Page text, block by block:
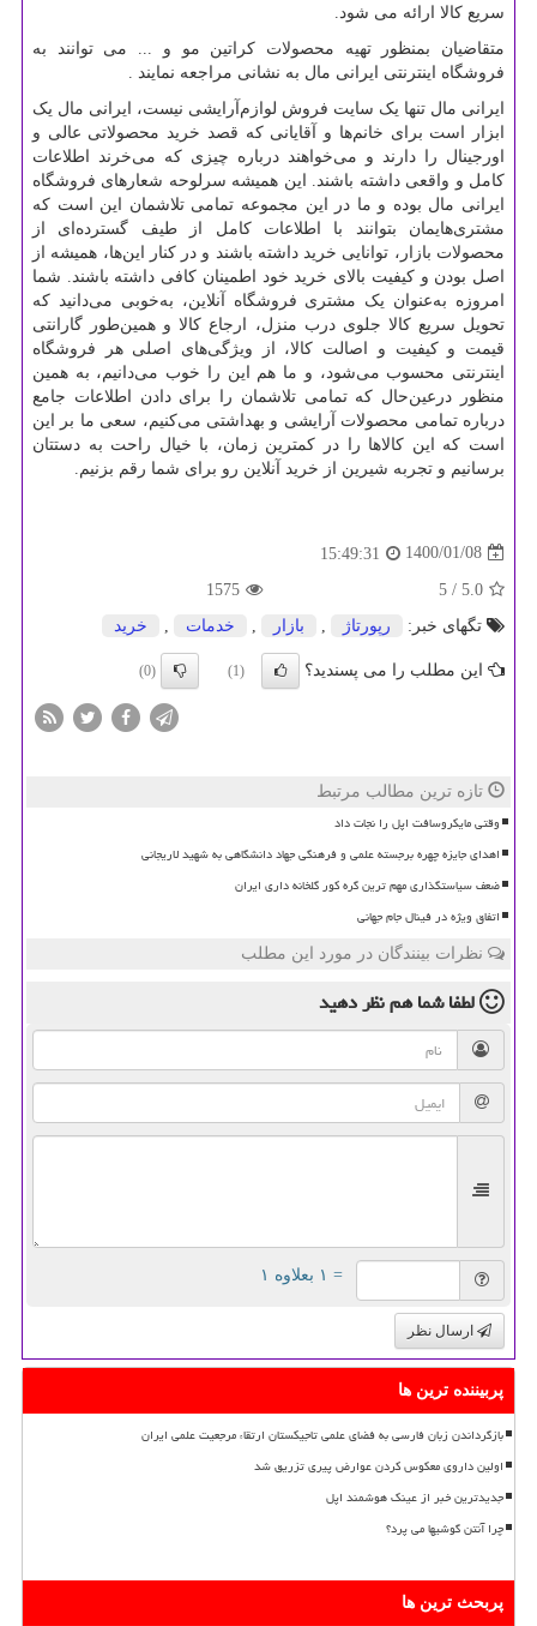
سریع کالا ارائه می شود.
متقاضیان بمنظور تهیه محصولات کراتین مو و ... می توانند به
فروشگاه اینترنتی ایرانی مال به نشانی مراجعه نمایند .
ایرانی مال تنها یک سایت فروش لوازم‌آرایشی نیست، ایرانی مال یک
ابزار است برای خانم‌ها و آقایانی که قصد خرید محصولاتی عالی و
اورجینال را دارند و می‌خواهند درباره چیزی که می‌خرند اطلاعات
کامل و واقعی داشته باشند. این همیشه سرلوحه شعارهای فروشگاه
ایرانی مال بوده و ما در این مجموعه تمامی تلاشمان این است که
مشتری‌هایمان بتوانند با اطلاعات کامل از طیف گسترده‌ای از
محصولات بازار، توانایی خرید داشته باشند و در کنار این‌ها، همیشه از
اصل بودن و کیفیت بالای خرید خود اطمینان کافی داشته باشند. شما
امروزه به‌عنوان یک مشتری فروشگاه آنلاین، به‌خوبی می‌دانید که
تحویل سریع کالا جلوی درب منزل، ارجاع کالا و همین‌طور گارانتی
قیمت و کیفیت و اصالت کالا، از ویژگی‌های اصلی هر فروشگاه
اینترنتی محسوب می‌شود، و ما هم این را خوب می‌دانیم، به همین
منظور درعین‌حال که تمامی تلاشمان را برای دادن اطلاعات جامع
درباره تمامی محصولات آرایشی و بهداشتی می‌کنیم، سعی ما بر این
است که این کالاها را در کمترین زمان، با خیال راحت به دستتان
برسانیم و تجربه شیرین از خرید آنلاین رو برای شما رقم بزنیم.
1400/01/08
15:49:31
5.0
/ 5
1575
تگهای خبر:
رپورتاژ , بازار , خدمات , خرید
این مطلب را می پسندید؟ (1)
(0)
تازه ترین مطالب مرتبط
وقتی مایکروسافت اپل را نجات داد
اهدای جایزه چهره برجسته علمی و فرهنگی جهاد دانشگاهی به شهید لاریجانی
ضعف سیاستگذاری مهم ترین گره کور گلخانه داری ایران
اتفاق ویژه در فینال جام جهانی
نظرات بینندگان در مورد این مطلب
لطفا شما همنظر دهید
= ۱ بعلاوه ۱
ارسال نظر
پربیننده ترین ها
بازگرداندن زبان فارسی به فضای علمی تاجیکستان ارتقاء مرجعیت علمی ایران
اولین داروی معکوس کردن عوارض پیری تزریق شد
جدیدترین خبر از عینک هوشمند اپل
چرا آنتن گوشیها می پرد؟
پربحث ترین ها